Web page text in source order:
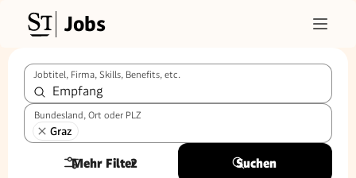
Jobs
Jobtitel, Firma, Skills, Benefits, etc.
Bundesland, Ort oder PLZ
Graz
Mehr Filter
2 Suchen